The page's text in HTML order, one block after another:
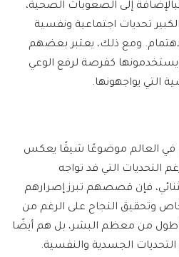
إلى الصعوبات الصحية،
تحديات اجتماعية ونفسية
ومع ذلك، يعتبر بعضهم
كفرصة لرفع الوعي
التي يواجهونها.
في العالم موضوعًا شيقًا يعكس
التحديات التي قد تواجه
فإن قصصهم تبرز إصرارهم
وتحقيق النجاح على الرغم من
من معظم البشر، بل هم أيضًا
الجسدية والنفسية.